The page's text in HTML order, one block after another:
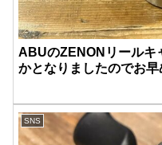
ABUのZENONリールキ
かとなりましたのでお早
SNS